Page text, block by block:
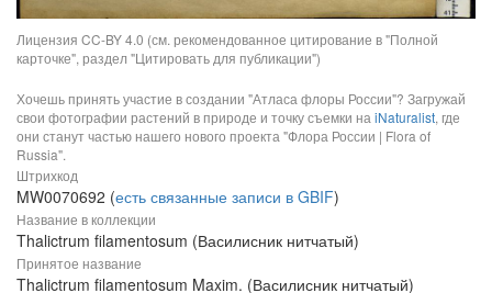
Лицензия CC-BY 4.0 (см. рекомендованное цитирование в "Полной
карточке", раздел "Цитировать для публикации")
Хочешь принять участие в создании "Атласа флоры России"? Загружай
свои фотографии растений в природе и точку съемки на iNaturalist, где
они станут частью нашего нового проекта "Флора России | Flora of
Russia".
Штрихкод
MW0070692 (есть связанные записи в GBIF)
Название в коллекции
Thalictrum filamentosum (Василисник нитчатый)
Принятое название
Thalictrum filamentosum Maxim. (Василисник нитчатый)